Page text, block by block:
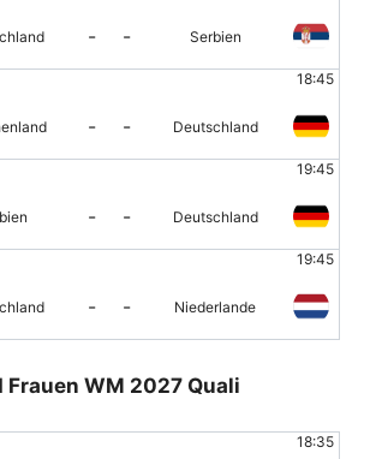
- - Serbien
18:45
- - Deutschland
19:45
- - Deutschland
19:45
- - Niederlande
WM 2027 Quali
18:35